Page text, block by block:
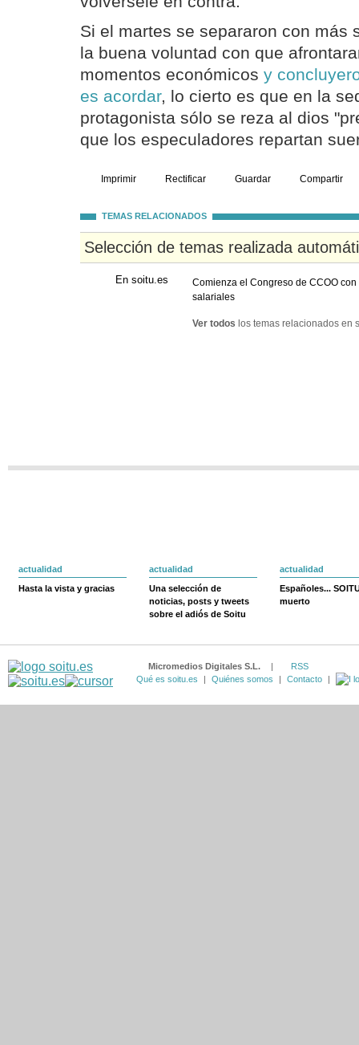
Si el martes se separaron con más
la buena voluntad con que
momentos económicos y
es acordar, lo cierto es que en la
protagonista sólo se reza al dios
que los especuladores repartan
Imprimir Rectificar Guardar Compartir
TEMAS RELACIONADOS
Selección de temas realizada
En soitu.es
Comienza el Congreso de CCOO
salariales
Ver todos los temas relacionados en
actualidad
Hasta la vista y gracias
actualidad
Una selección de
noticias, posts y tweets
sobre el adiós de Soitu
actualidad
Españoles...
muerto
Micromedios Digitales S.L. |
RSS
Qué es soitu.es
| Quiénes somos | Contacto |